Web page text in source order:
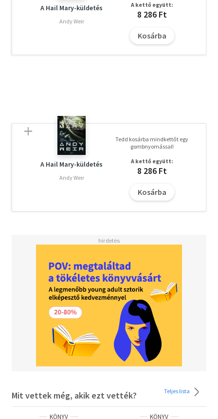
A Hail Mary-küldetés
Andy Weir
A kettő együtt:
8 286 Ft
Kosárba
A Hail Mary-küldetés
Andy Weir
Tedd kosárba mindkettőt egy
gombnyomással!
A kettő együtt:
8 286 Ft
Kosárba
Mit vettek még, akik ezt vették? Teljes lista
KÖNYV KÖNYV